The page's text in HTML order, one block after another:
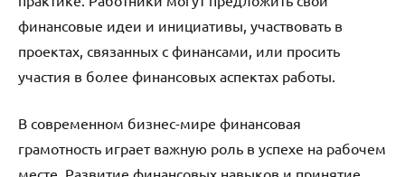
финансовые идеи и инициативы, участвовать в
проектах, связанных с финансами, или просить
участия в более финансовых аспектах работы.
В современном бизнес-мире финансовая
грамотность играет важную роль в успехе на рабочем
месте. Развитие финансовых навыков и принятие